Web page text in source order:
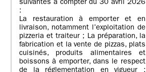
suivantes à compter du 30 avril 2026
:
La restauration à emporter et en
livraison, notamment l’exploitation de
pizzeria et traiteur ; La préparation, la
fabrication et la vente de pizzas, plats
cuisinés, produits alimentaires et
boissons à emporter, dans le respect